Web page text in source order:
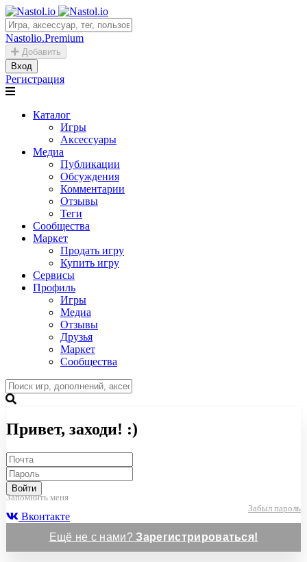
Nastolio.Premium
Добавить
Вход
Регистрация
Каталог
Игры
Аксессуары
Медиа
Публикации
Обсуждения
Комментарии
Отзывы
Теги
Сообщества
Маркет
Продать игру
Купить игру
Сервисы
Профиль
Игры
Медиа
Отзывы
Друзья
Маркет
Сообщества
Привет, заходи! :)
Войти
Запомнить меня
Забыл пароль
Вконтакте
Ещё не с нами?Зарегистрироваться!